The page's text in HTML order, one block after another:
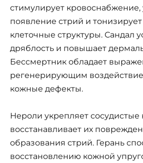
стимулирует
появление стрий и
клеточные структуры. Сандал
дряблость и повышает
Бессмертник обладает
регенерирующим
кожные дефекты.
Нероли укрепляет сосудистые
восстанавливает их
образования стрий. Герань
восстановлению кожной